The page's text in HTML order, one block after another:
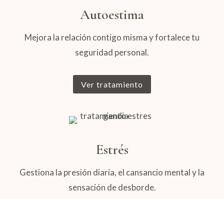
Autoestima
Mejora la relación contigo misma y fortalece tu
seguridad personal.
Ver tratamiento
Estrés
Gestiona la presión diaria, el cansancio mental y la
sensación de desborde.